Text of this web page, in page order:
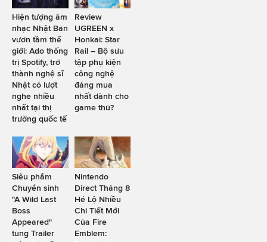
Hiện tượng âm
nhạc Nhật Bản
vươn tầm thế
giới: Ado thống
trị Spotify, trở
thành nghệ sĩ
Nhật có lượt
nghe nhiều
nhất tại thị
trường quốc tế
Review
UGREEN x
Honkai: Star
Rail – Bộ sưu
tập phụ kiện
công nghệ
đáng mua
nhất dành cho
game thủ?
Siêu phẩm
Chuyển sinh
"A Wild Last
Boss
Appeared"
tung Trailer
Nintendo
Direct Tháng 8
Hé Lộ Nhiều
Chi Tiết Mới
Của Fire
Emblem: